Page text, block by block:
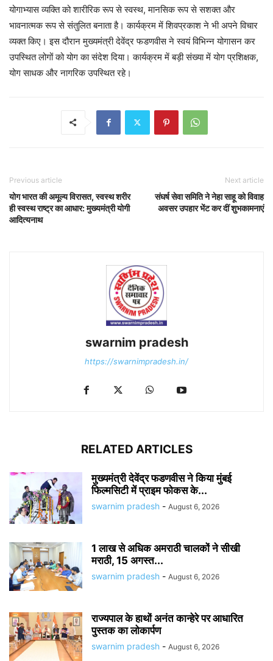
योगाभ्यास व्यक्ति को शारीरिक रूप से स्वस्थ, मानसिक रूप से सशक्त और
भावनात्मक रूप से संतुलित बनाता है। कार्यक्रम में शिवप्रकाश ने भी अपने विचार
व्यक्त किए। इस दौरान मुख्यमंत्री देवेंद्र फडणवीस ने स्वयं विभिन्न योगासन कर
उपस्थित लोगों को योग का संदेश दिया। कार्यक्रम में बड़ी संख्या में योग प्रशिक्षक,
योग साधक और नागरिक उपस्थित रहे।
Previous article
योग भारत की अमूल्य विरासत, स्वस्थ शरीर
ही स्वस्थ राष्ट्र का आधार: मुख्यमंत्री योगी
आदित्यनाथ
Next article
संघर्ष सेवा समिति ने नेहा साहू को विवाह
अवसर उपहार भेंट कर दीं शुभकामनाएं
swarnim pradesh
https://swarnimpradesh.in/
RELATED ARTICLES
मुख्यमंत्री देवेंद्र फडणवीस ने किया मुंबई
फिल्मसिटी में प्राइम फोकस के...
swarnim pradesh - August 6, 2026
1 लाख से अधिक अमराठी चालकों ने सीखी
मराठी, 15 अगस्त...
swarnim pradesh - August 6, 2026
राज्यपाल के हाथों अनंत कान्हेरे पर आधारित
पुस्तक का लोकार्पण
swarnim pradesh - August 6, 2026